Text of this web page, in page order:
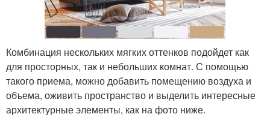
Комбинация нескольких мягких оттенков подойдет как
для просторных, так и небольших комнат. С помощью
такого приема, можно добавить помещению воздуха и
объема, оживить пространство и выделить интересные
архитектурные элементы, как на фото ниже.